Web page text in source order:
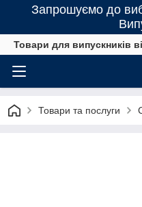
Запрошуємо до
Товари для випускників
Товари та послуги